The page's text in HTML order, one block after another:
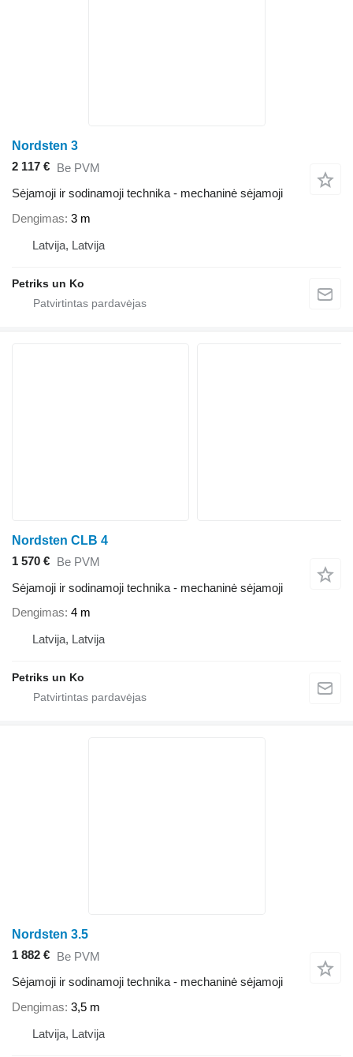
Nordsten 3
2 117 € Be PVM
Sėjamoji ir sodinamoji technika - mechaninė sėjamoji
Dengimas 3 m
Latvija, Latvija
Petriks un Ko
Nordsten CLB 4
1 570 € Be PVM
Sėjamoji ir sodinamoji technika - mechaninė sėjamoji
Dengimas 4 m
Latvija, Latvija
Petriks un Ko
Nordsten 3.5
1 882 € Be PVM
Sėjamoji ir sodinamoji technika - mechaninė sėjamoji
Dengimas 3,5 m
Latvija, Latvija